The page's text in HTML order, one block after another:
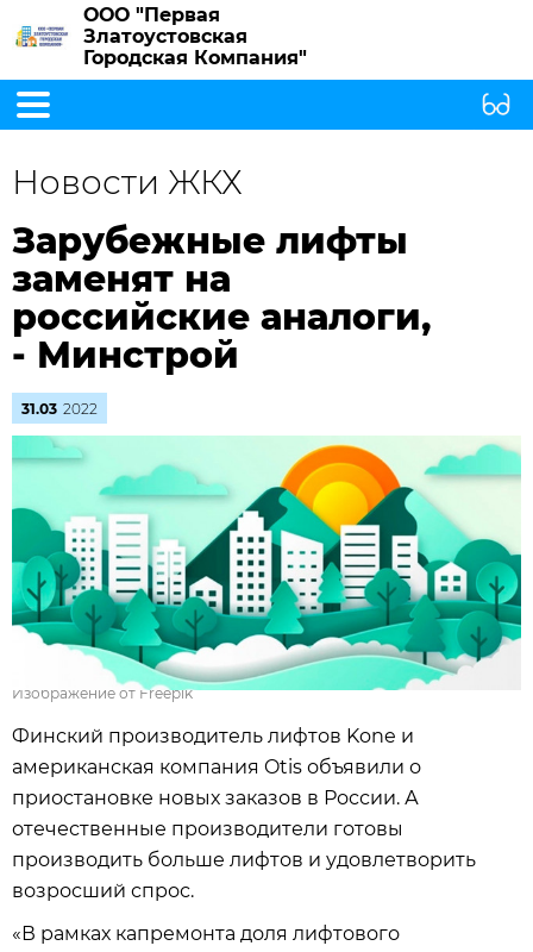
ООО "Первая
Златоустовская
Городская Компания"
Новости ЖКХ
Зарубежные лифты
заменят на
российские аналоги,
- Минстрой
31.03 2022
Изображение от Freepik
Финский производитель лифтов Kone и
американская компания Otis объявили о
приостановке новых заказов в России. А
отечественные производители готовы
производить больше лифтов и удовлетворить
возросший спрос.
«В рамках капремонта доля лифтового